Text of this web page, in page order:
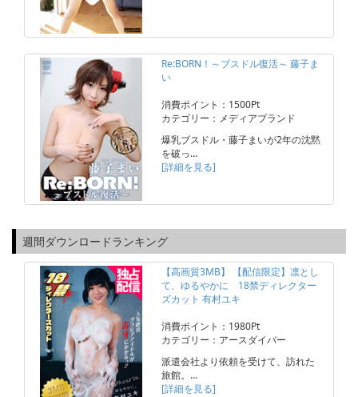
Re:BORN！～ブスドル復活～ 藤子ま
い
消費ポイント：1500Pt
カテゴリー：メディアブランド
爆乳ブスドル・藤子まいが2年の沈黙
を破っ…
[詳細を見る]
週間ダウンロードランキング
【高画質3MB】 【配信限定】凛とし
て、ゆるやかに 18禁ディレクター
ズカット 有村ユキ
消費ポイント：1980Pt
カテゴリー：アースダイバー
派遣会社より依頼を受けて、訪れた
旅館。…
[詳細を見る]